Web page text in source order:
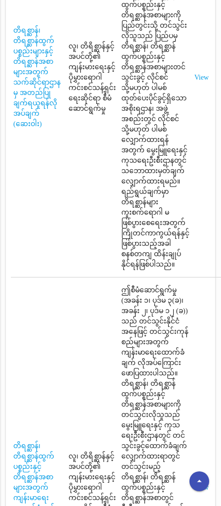
တိရစ္ဆာန်၊
တိရစ္ဆာန်ထွက်
ပစ္စည်းများနှင့်
တိရစ္ဆာန်အစာ
များအတွက်
သက်ဆိုင်ရာဌာန
မှ အတည်ပြု
ချက်ရယူရန်လို
အပ်ချက်
(ဆေးဝါး)
လူ၊ တိရိစ္ဆာန်နှင့်
အပင်တို့၏
ကျန်းမားရေးနှင့်
ပိုမွှားရောဂါ
ကင်းစင်သန့်ရှင်း
ရေးဆိုင်ရာ စီမံ
ဆောင်ရွက်မှု
ထွက်ပစ္စည်းနှင့်
တိရစ္ဆာန်အစာများကို
ပြည်တွင်းသို့ တင်သွင်း
လိုသူသည် ပြည်ပမှ
တိရစ္ဆာန်၊ တိရစ္ဆာန်
ထွက်ပစ္စည်းနှင့်
တိရစ္ဆာန်အစာများတင်
သွင်းခွင့် လိုင်စင်
သို့မဟုတ် ပါမစ်
ထုတ်ပေးပိုင်ခွင့်ရှိသော
အစိုးရဌာန၊ အဖွဲ့
အစည်းတွင် လိုင်စင်
သို့မဟုတ် ပါမစ်
လျှောက်ထားရန်
အတွက် မွေးမြူရေးနှင့်
ကုသရေးဦးစီးဌာနတွင်
သဘောထားမှတ်ချက်
လျှောက်ထားရမည်။
ရည်ရွယ်ချက်မှာ
တိရစ္ဆာန်များ
ကူးစက်ရောဂါ မ
ဖြစ်ပွားစေရေးအတွက်
ကြိုတင်ကာကွယ်ရန်နှင့်
ဖြစ်ပွားသည့်အခါ
စနစ်တကျ ထိန်းချုပ်
နိုင်ရန်ဖြစ်ပါသည်။
View
တိရစ္ဆာန်၊
တိရစ္ဆာန်ထွက်
ပစ္စည်းနှင့်
တိရစ္ဆာန်အစာ
များအတွက်
ကျန်းမာရေး
လူ၊ တိရိစ္ဆာန်နှင့်
အပင်တို့၏
ကျန်းမားရေးနှင့်
ပိုမွှားရောဂါ
ကင်းစင်သန့်ရှင်း
ဤစီမံဆောင်ရွက်မှု
(အခန်း ၁၊ ပုဒ်မ ၃(ခ)၊
အခန်း ၂၊ ပုဒ်မ ၁၂ (ခ))
သည် တင်သွင်းနိုင်ငံ
အနေဖြင့် တင်သွင်းကုန်
စည်များအတွက်
ကျန်းမာရေးထောက်ခံ
ချက် လိုအပ်ကြောင်း
ဖောပြထားပါသည်။
တိရစ္ဆာန်၊ တိရစ္ဆာန်
ထွက်ပစ္စည်းနှင့်
တိရစ္ဆာန်အစာများကို
တင်သွင်းလိုသူသည်
မွေးမြူရေးနှင့် ကုသ
ရေးဦးစီးဌာနတွင် တင်
သွင်းခွင့်ထောက်ခံချက်
လျှောက်ထားရာတွင်
တင်သွင်းမည့်
တိရစ္ဆာန်၊ တိရစ္ဆာန်
ထွက်ပစ္စည်းနှင့်
တိရစ္ဆာန်အစာတွင်
View
arrow_drop_up